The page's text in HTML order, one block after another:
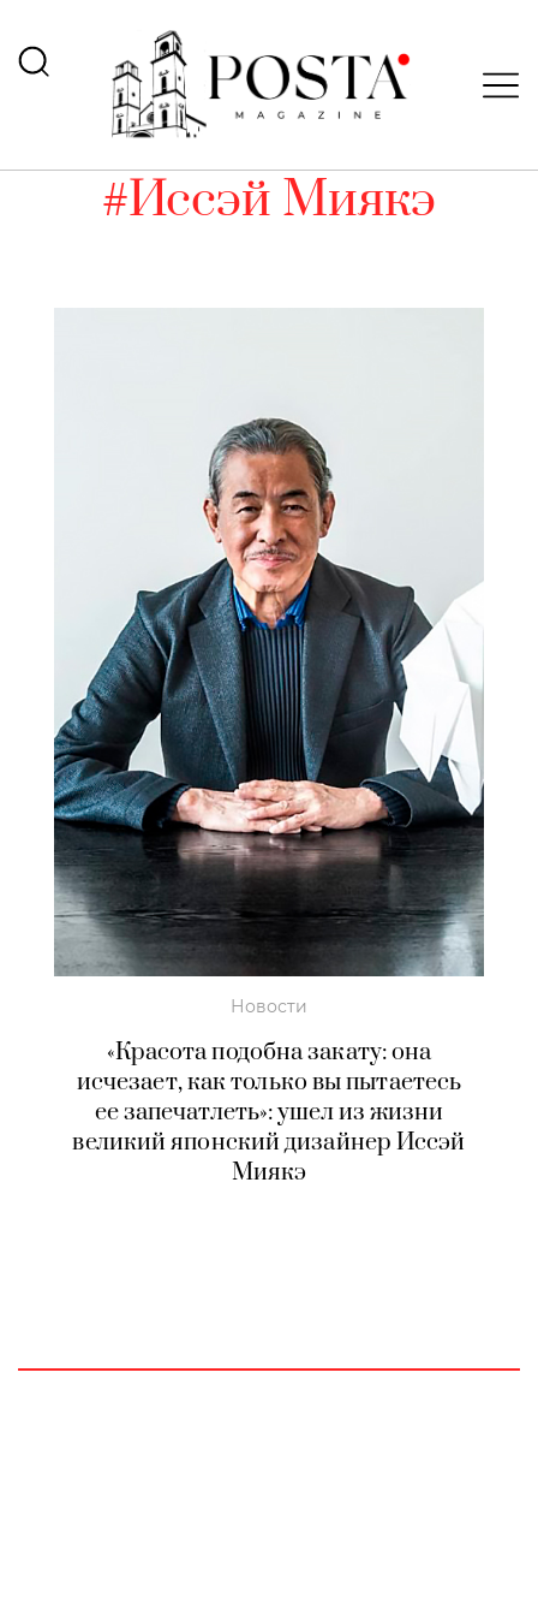
#Иссэй Миякэ
Новости
«Красота подобна закату: она
исчезает, как только вы пытаетесь
ее запечатлеть»: ушел из жизни
великий японский дизайнер Иссэй
Миякэ